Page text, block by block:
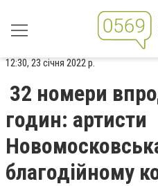
12:30, 23 січня 2022 р.
32 номери
годин: артисти
благодійному